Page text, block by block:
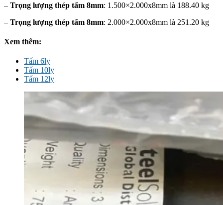
– Trọng lượng thép tấm 8mm: 1.500×2.000x8mm là 188.40 kg
– Trọng lượng thép tấm 8mm: 2.000×2.000x8mm là 251.20 kg
Xem thêm:
Tấm 6ly
Tấm 10ly
Tấm 12ly